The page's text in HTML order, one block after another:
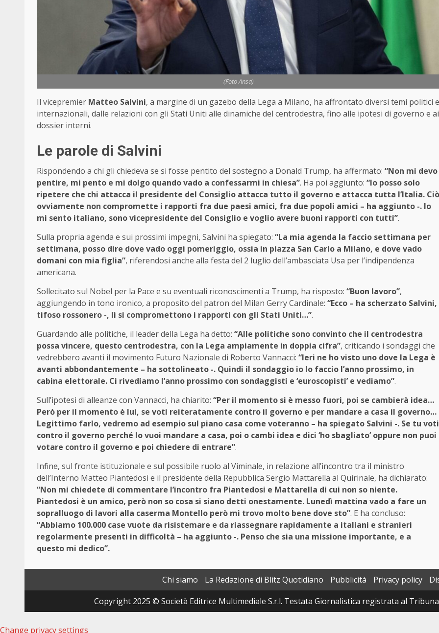
(Foto Ansa)
Il vicepremier Matteo Salvini, a margine di un gazebo della Lega a Milano, ha affrontato diversi temi politici e
internazionali, dalle relazioni con gli Stati Uniti alle dinamiche del centrodestra, fino alle ipotesi di governo e ai
dossier interni.
Le parole di Salvini
Rispondendo a chi gli chiedeva se si fosse pentito del sostegno a Donald Trump, ha affermato: “Non mi devo
pentire, mi pento e mi dolgo quando vado a confessarmi in chiesa”. Ha poi aggiunto: “Io posso solo
ripetere che chi attacca il presidente del Consiglio attacca tutto il governo e attacca tutta l’Italia. Ciò
ovviamente non compromette i rapporti fra due paesi amici, fra due popoli amici – ha aggiunto -. Io
mi sento italiano, sono vicepresidente del Consiglio e voglio avere buoni rapporti con tutti”.
Sulla propria agenda e sui prossimi impegni, Salvini ha spiegato: “La mia agenda la faccio settimana per
settimana, posso dire dove vado oggi pomeriggio, ossia in piazza San Carlo a Milano, e dove vado
domani con mia figlia”, riferendosi anche alla festa del 2 luglio dell’ambasciata Usa per l’indipendenza
americana.
Sollecitato sul Nobel per la Pace e su eventuali riconoscimenti a Trump, ha risposto: “Buon lavoro”,
aggiungendo in tono ironico, a proposito del patron del Milan Gerry Cardinale: “Ecco – ha scherzato Salvini,
tifoso rossonero -, lì si compromettono i rapporti con gli Stati Uniti…”.
Guardando alle politiche, il leader della Lega ha detto: “Alle politiche sono convinto che il centrodestra
possa vincere, questo centrodestra, con la Lega ampiamente in doppia cifra”, criticando i sondaggi che
vedrebbero avanti il movimento Futuro Nazionale di Roberto Vannacci: “Ieri ne ho visto uno dove la Lega è
avanti abbondantemente – ha sottolineato -. Quindi il sondaggio io lo faccio l’anno prossimo, in
cabina elettorale. Ci rivediamo l’anno prossimo con sondaggisti e ‘euroscopisti’ e vediamo”.
Sull’ipotesi di alleanze con Vannacci, ha chiarito: “Per il momento si è messo fuori, poi se cambierà idea…
Però per il momento è lui, se voti reiteratamente contro il governo e per mandare a casa il governo…
Legittimo farlo, vedremo ad esempio sul piano casa come voteranno – ha spiegato Salvini -. Se tu voti
contro il governo perché lo vuoi mandare a casa, poi o cambi idea e dici ‘ho sbagliato’ oppure non puoi
votare contro il governo e poi chiedere di entrare”.
Infine, sul fronte istituzionale e sul possibile ruolo al Viminale, in relazione all’incontro tra il ministro
dell’Interno Matteo Piantedosi e il presidente della Repubblica Sergio Mattarella al Quirinale, ha dichiarato:
“Non mi chiedete di commentare l’incontro fra Piantedosi e Mattarella di cui non so niente.
Piantedosi è un amico, però non so cosa si siano detti onestamente. Lunedì mattina vado a fare un
sopralluogo di lavori alla caserma Montello però mi trovo molto bene dove sto”. E ha concluso:
“Abbiamo 100.000 case vuote da risistemare e da riassegnare rapidamente a italiani e stranieri
regolarmente presenti in difficoltà – ha aggiunto -. Penso che sia una missione importante, e a
questo mi dedico”.
Chi siamo La Redazione di Blitz Quotidiano Pubblicità Privacy policy
Copyright 2025 © Società Editrice Multimediale S.r.l. Testata Giornalistica registrata al
Change privacy settings